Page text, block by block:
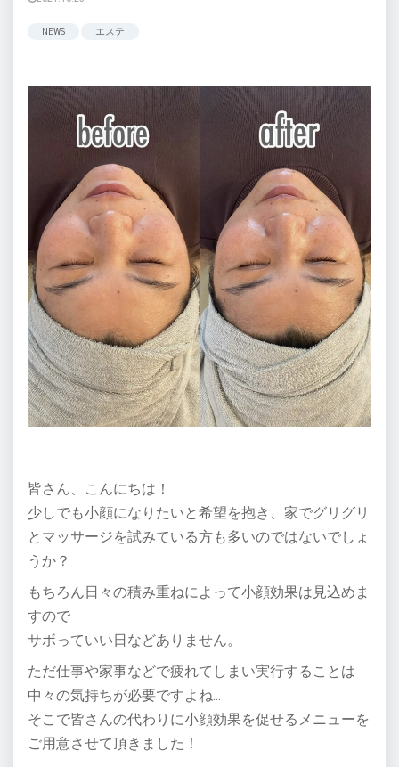
NEWS エステ
皆さん、こんにちは！
少しでも小顔になりたいと希望を抱き、家でグリグリ
とマッサージを試みている方も多いのではないでしょ
うか？
もちろん日々の積み重ねによって小顔効果は見込めま
すので
サボっていい日などありません。
ただ仕事や家事などで疲れてしまい実行することは
中々の気持ちが必要ですよね…
そこで皆さんの代わりに小顔効果を促せるメニューを
ご用意させて頂きました！